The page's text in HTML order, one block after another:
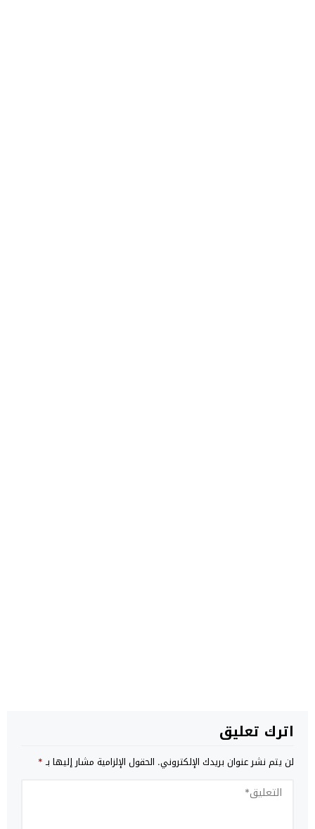
اترك تعليق
لن يتم نشر عنوان بريدك الإلكتروني. الحقول الإلزامية مشار إليها بـ*